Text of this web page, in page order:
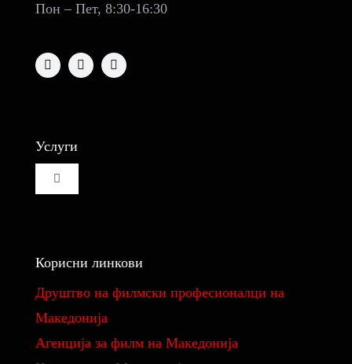
Пон – Пет, 8:30-16:30
Услуги
Toggle
Navigation
Изнајмување на студио за монтажа и колор
Реквизити
Корисни линкови
Друштво на филмски професионалци на
Македонија
Aгенција за филм на Македонија